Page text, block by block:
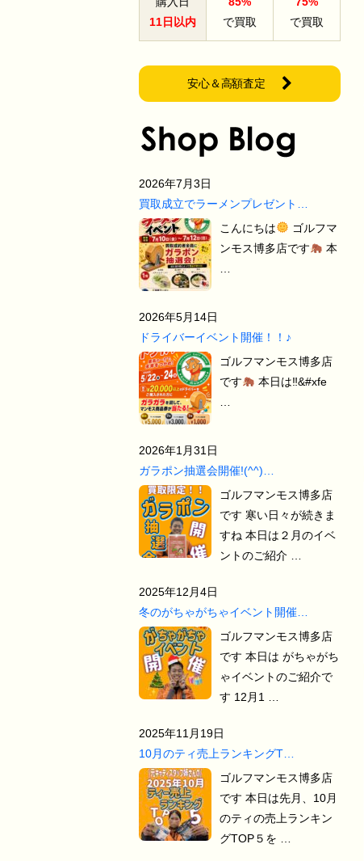
11日以内
で買取
で買取
安心＆高額査定
2026年7月3日
買取成立でラーメンプレゼント…
こんにちは
ゴルフマ
ンモス博多店です
本
2026年5月14日
ドライバーイベント開催！！♪
ゴルフマンモス博多店
です
本日は‼&#xfe
2026年1月31日
ガラポン抽選会開催!(^^)…
ゴルフマンモス博多店
です 寒い日々が続きま
すね 本日は２月のイベ
ントのご紹介 …
2025年12月4日
冬のがちゃがちゃイベント開催…
ゴルフマンモス博多店
です 本日は がちゃがち
ゃイベントのご紹介で
す 12月1 …
2025年11月19日
10月のティ売上ランキングT…
ゴルフマンモス博多店
です 本日は先月、10月
のティの売上ランキン
グTOP５を …